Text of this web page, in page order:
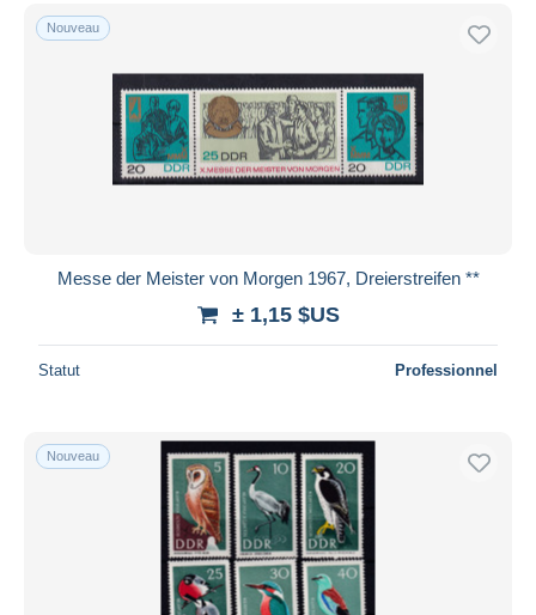
Nouveau
Messe der Meister von Morgen 1967, Dreierstreifen **
± 1,15 $US
Statut Professionnel
Nouveau